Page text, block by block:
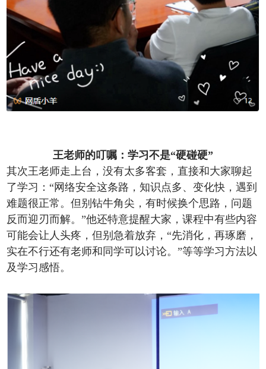
王老师的叮嘱：学习不是“硬碰硬”
其次王老师走上台，没有太多客套，直接和大家聊起
了学习：“网络安全这条路，知识点多、变化快，遇到
难题很正常。但别钻牛角尖，有时候换个思路，问题
反而迎刃而解。”他还特意提醒大家，课程中有些内容
可能会让人头疼，但别急着放弃，“先消化，再琢磨，
实在不行还有老师和同学可以讨论。”等等学习方法以
及学习感悟。